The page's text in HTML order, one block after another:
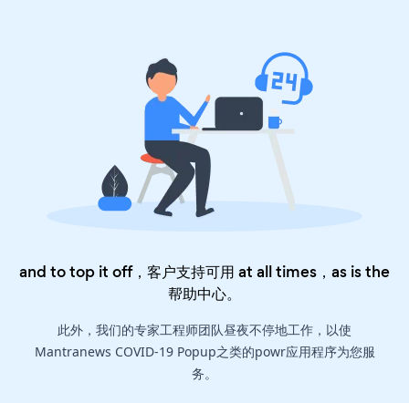
and to top it off，客户支持可用 at all times，as is the
帮助中心。
此外，我们的专家工程师团队昼夜不停地工作，以使
Mantranews COVID-19 Popup之类的powr应用程序为您服
务。